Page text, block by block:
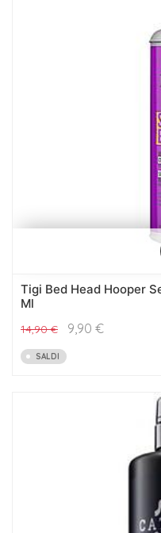
Tigi Bed Head Hooper
Ml
14,90€ 9,90 €
SALDI